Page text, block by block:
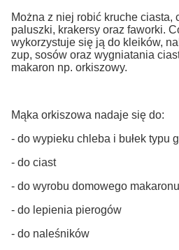
Można z niej robić kruche ciasta,
paluszki, krakersy oraz faworki.
wykorzystuje się ją do kleików,
zup, sosów oraz wygniatania
makaron np. orkiszowy.
Mąka orkiszowa nadaje się do:
- do wypieku chleba i bułek typu
- do ciast
- do wyrobu domowego makaronu
- do lepienia pierogów
- do naleśników